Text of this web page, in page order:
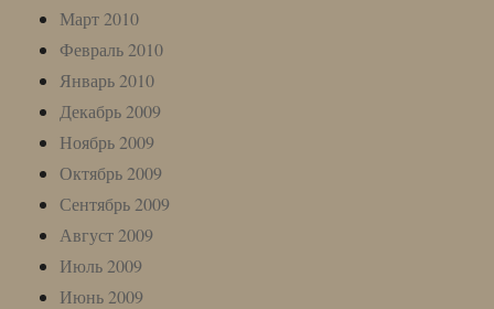
Март 2010
Февраль 2010
Январь 2010
Декабрь 2009
Ноябрь 2009
Октябрь 2009
Сентябрь 2009
Август 2009
Июль 2009
Июнь 2009